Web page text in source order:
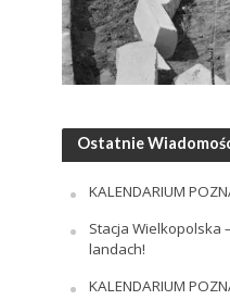
Ostatnie
KALENDARIUM
Stacja Wielkopolska
landach!
KALENDARIUM